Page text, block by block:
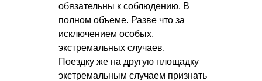
обязательны к соблюдению. В
полном объеме. Разве что за
исключением особых,
экстремальных случаев.
Поездку же на другую площадку
экстремальным случаем признать